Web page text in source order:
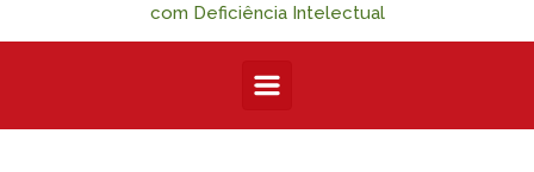
com Deficiência Intelectual